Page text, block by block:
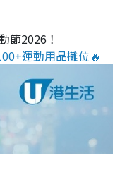
節2026！
運動用品攤位🔥